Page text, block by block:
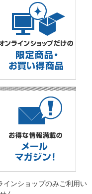
インショップのみご利用い